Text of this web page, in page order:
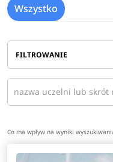
Wszystko
FILTROWANIE
Co ma wpływ na wyniki